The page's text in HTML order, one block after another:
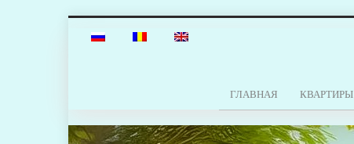
ГЛАВНАЯ КВАРТИРЫ